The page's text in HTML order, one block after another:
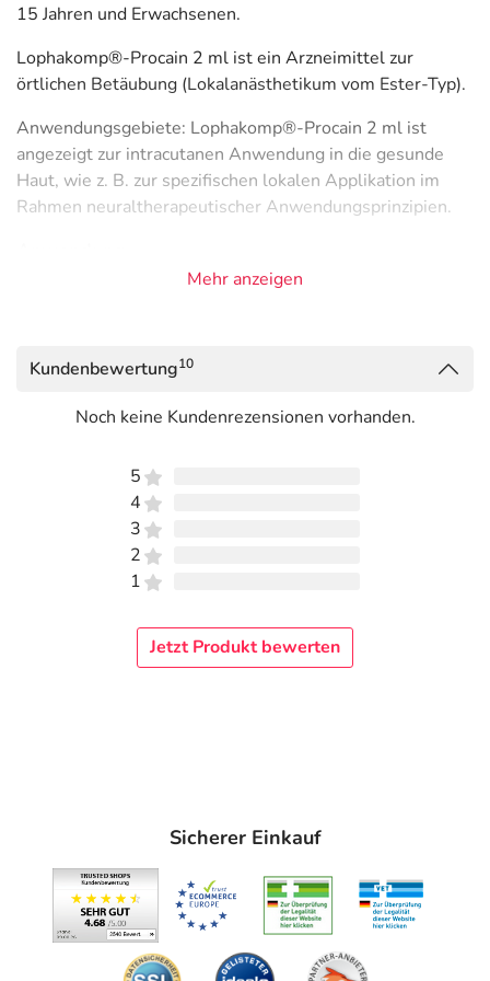
15 Jahren und Erwachsenen.
Lophakomp®-Procain 2 ml ist ein Arzneimittel zur
örtlichen Betäubung (Lokalanästhetikum vom Ester-Typ).
Anwendungsgebiete: Lophakomp®-Procain 2 ml ist
angezeigt zur intracutanen Anwendung in die gesunde
Haut, wie z. B. zur spezifischen lokalen Applikation im
Rahmen neuraltherapeutischer Anwendungsprinzipien.
Lophakomp®-Procain 2 ml sollte nur von Personen mit
werden. Lophakomp®-Procain 2 ml wird im Allgemeinen
(intrakutan) gespritzt.
Die Dosierung ist entsprechend den Besonderheiten des
Einzelfalles individuell vorzunehmen und wird von Ihrer
Ärztin/Ihrem Arzt festgelegt.
Lophakomp®-Procain 2 ml darf nicht angewendet
dieses Arzneimittels sind
körpereigenen Substanz (Pseudocholinesterase) mit
der Folge eines erheblich verlangsamten Abbaus von
Procain
zur Einspritzung in Schlagadern (Arterien), in die
Mehr anzeigen
Kundenbewertung10
Noch keine Kundenrezensionen vorhanden.
5
4
3
2
1
Jetzt Produkt bewerten
Sicherer Einkauf